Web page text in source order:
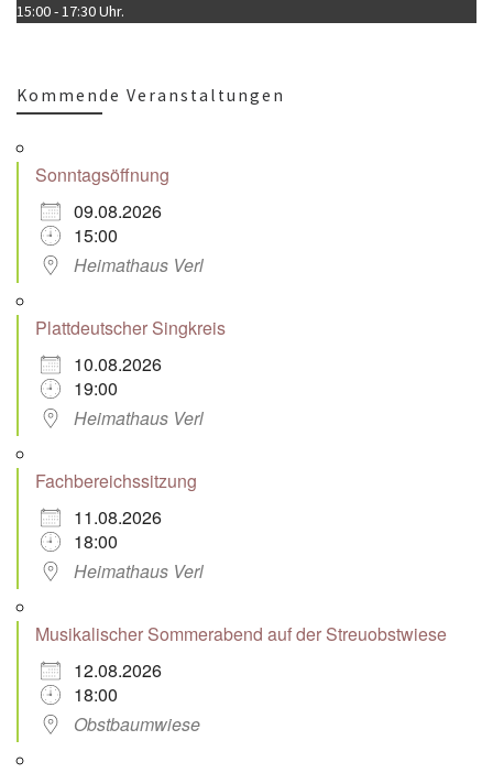
15:00 - 17:30 Uhr.
Kommende Veranstaltungen
Sonntagsöffnung
09.08.2026
15:00
Heimathaus Verl
Plattdeutscher Singkreis
10.08.2026
19:00
Heimathaus Verl
Fachbereichssitzung
11.08.2026
18:00
Heimathaus Verl
Musikalischer Sommerabend auf der Streuobstwiese
12.08.2026
18:00
Obstbaumwiese